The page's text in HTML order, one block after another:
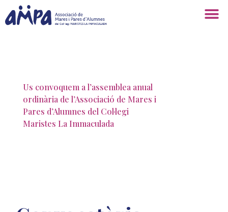
Us convoquem a l’assemblea anual
ordinària de l’Associació de Mares i
Pares d’Alumnes del Col·legi
Maristes La Immaculada